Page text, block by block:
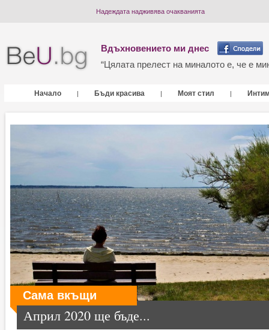
Надеждата надживява очакванията
Вдъхновението ми днес
“Цялата прелест на миналото е, че е
Начало | Бъди красива | Моят стил |
Сама вкъщи
Април 2020 ще бъде...